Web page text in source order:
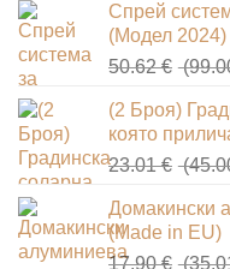
Спрей
(Модел 2024)
50.62€
(2 Броя)
която
23.01€
Домакински
(Made in EU)
17.90€